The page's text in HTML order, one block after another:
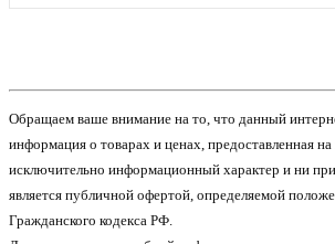
Обращаем ваше внимание на то, что данный
информация о товарах и ценах, предоставленная
исключительно информационный характер и ни
является публичной офертой, определяемой
Гражданского кодекса РФ.